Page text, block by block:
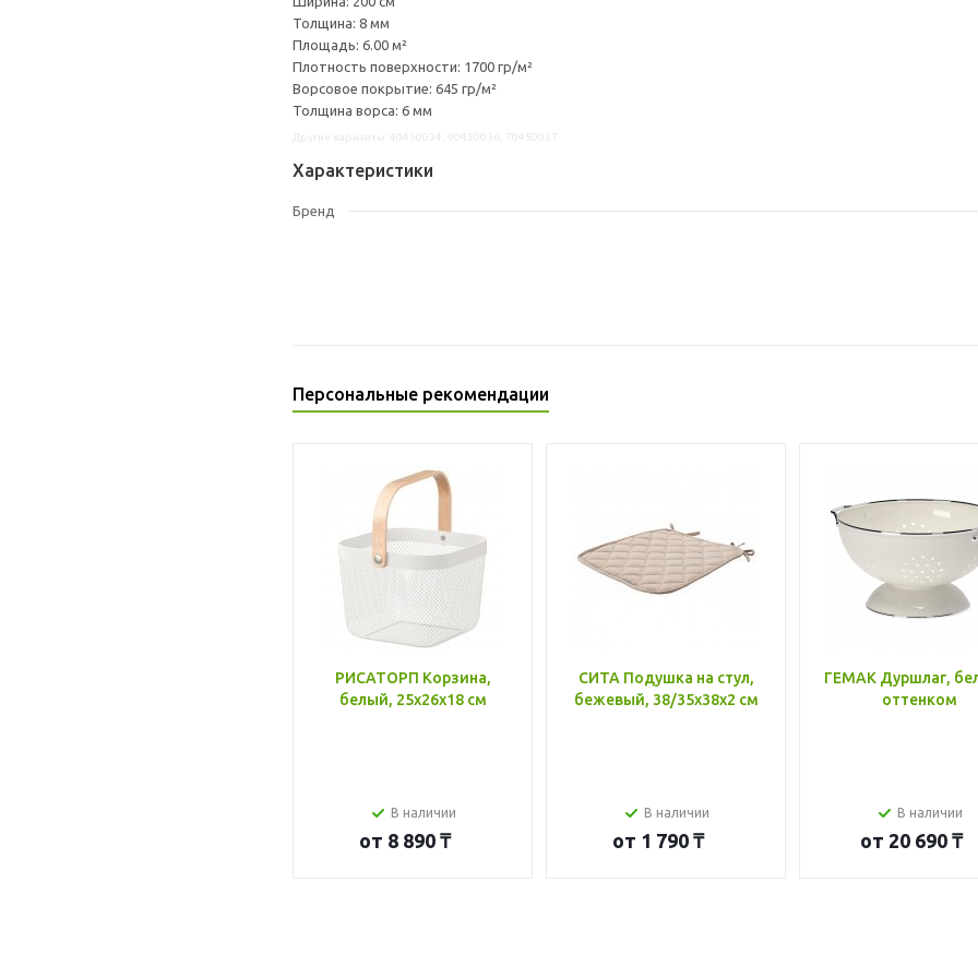
Толщина: 8 мм
Площадь: 6.00 м²
Плотность поверхности: 1700 гр/м²
Ворсовое покрытие: 645 гр/м²
Толщина ворса: 6 мм
Характеристики
Бренд
Персональные рекомендации
РИСАТОРП Корзина,
белый, 25x26x18 см
В наличии
от 8 890 ₸
СИТА Подушка на стул,
бежевый, 38/35x38x2 см
В наличии
от 1 790 ₸
ГЕМАК Дуршлаг,
оттенком
В наличии
от 20 690 ₸